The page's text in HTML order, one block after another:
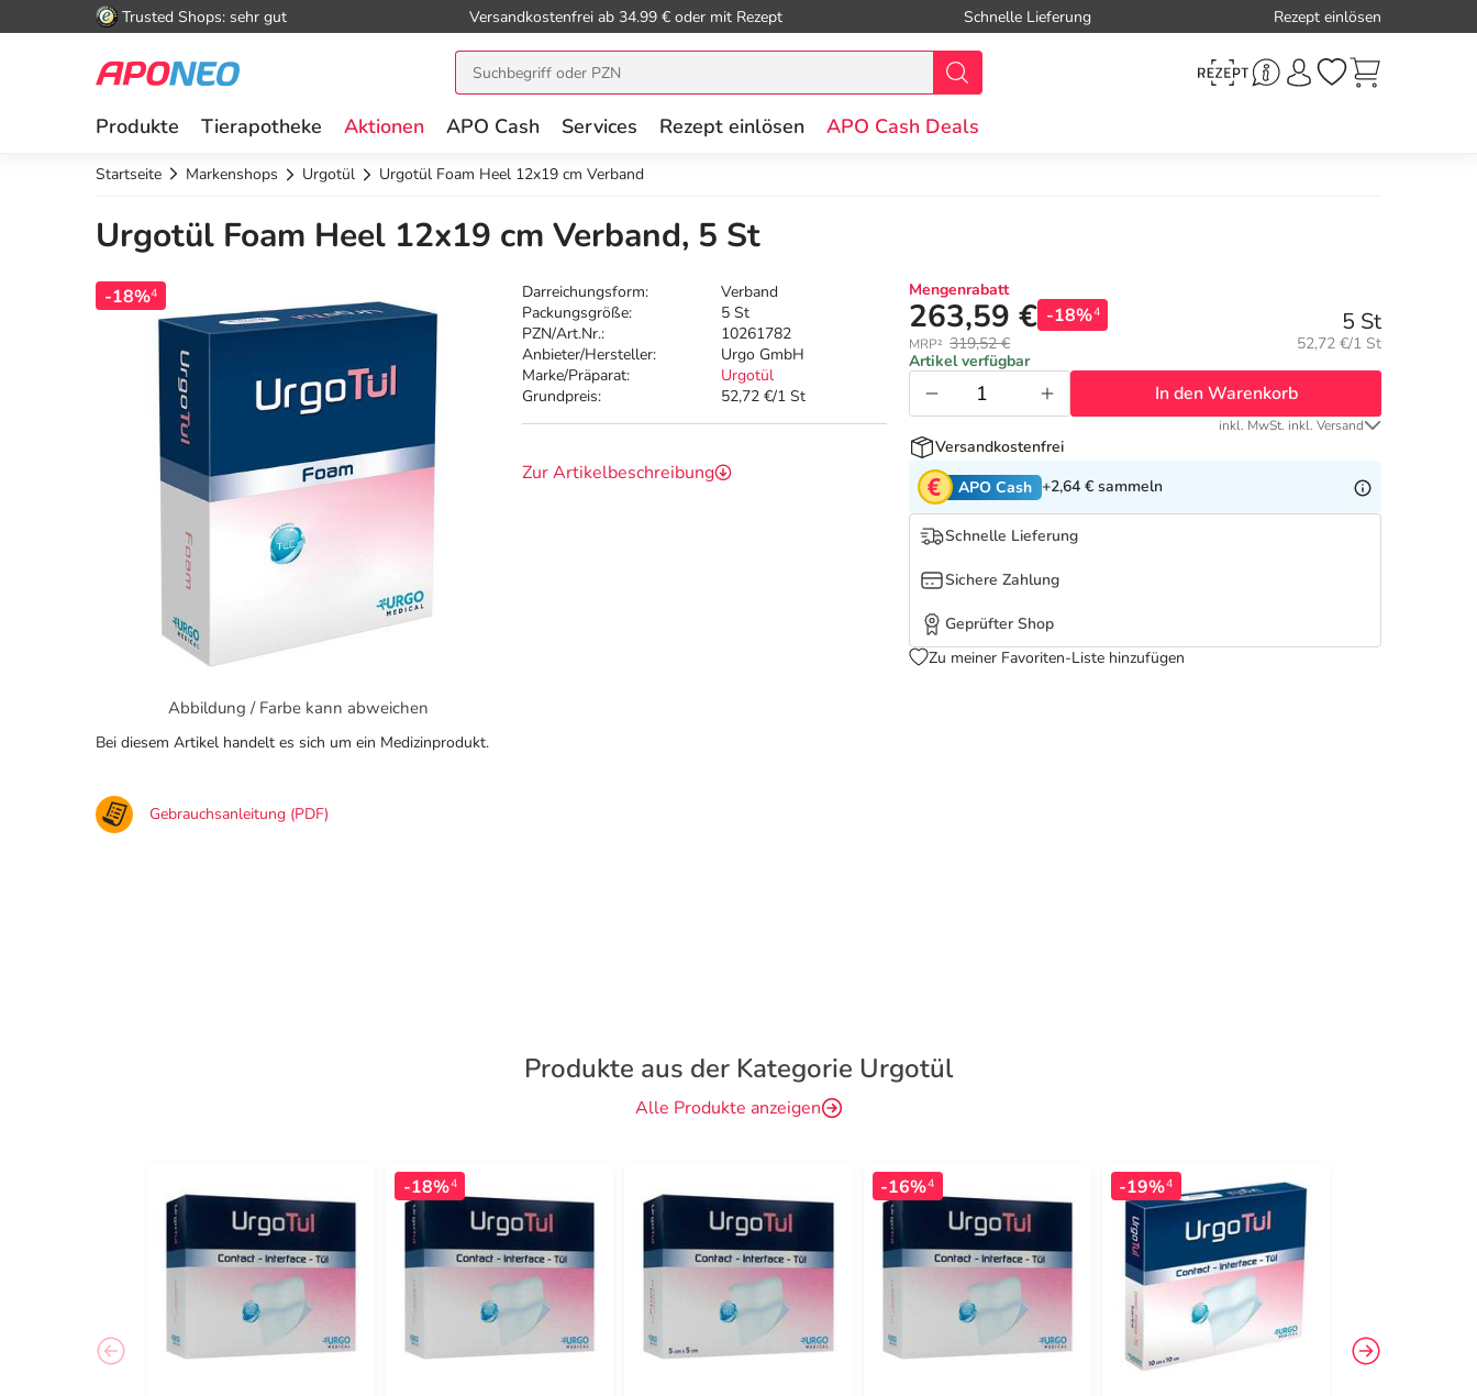
Trusted Shops: sehr gut Versandkostenfrei ab 34.99 € oder mit Rezept Schnelle Lieferung Rezept einlösen
Produkte Tierapotheke Aktionen APO Cash Services Rezept einlösen APO Cash Deals
Startseite Markenshops Urgotül Urgotül Foam Heel 12x19 cm Verband
Urgotül Foam Heel 12x19 cm Verband, 5 St
-18%4
Abbildung / Farbe kann abweichen
Darreichungsform:
Verband
Packungsgröße:
5 St
PZN/Art.Nr.:
10261782
Anbieter/Hersteller:
Urgo GmbH
Marke/Präparat:
Urgotül
Grundpreis:
52,72 €/1 St
Zur Artikelbeschreibung
Mengenrabatt
263,59 € -18%4
MRP² 319,52 €
5 St
Grundpreis:
52,72 €/1 St
Artikel verfügbar
In den Warenkorb
inkl. MwSt. inkl. Versand
Versandkostenfrei
APO Cash +2,64 € sammeln
Schnelle Lieferung
Sichere Zahlung
Geprüfter Shop
Zu meiner Favoriten-Liste hinzufügen
Bei diesem Artikel handelt es sich um ein Medizinprodukt.
Gebrauchsanleitung (PDF)
Produkte aus der Kategorie Urgotül
Alle Produkte anzeigen
-18%4 -16%4 -19%4